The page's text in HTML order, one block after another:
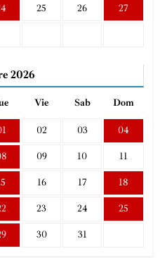
25 26 27
2026
Vie Sab Dom
02 03 04
09 10 11
16 17 18
23 24 25
30 31